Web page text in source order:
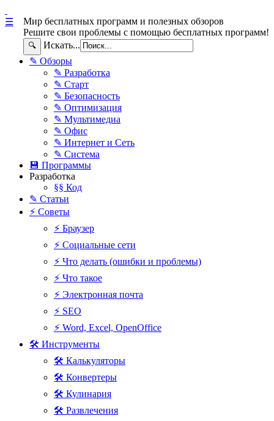
Мир бесплатных программ и полезных обзоров
Решите свои проблемы с помощью бесплатных программ!
🔍 Искать...
☰
✎ Обзоры
✎ Разработка
✎ Старт
✎ Безопасность
✎ Оптимизация
✎ Мультимедиа
✎ Офис
✎ Интернет и Сеть
✎ Система
💾 Программы
Разработка
§§ Код
✎ Статьи
⚡ Советы
⚡ Браузер
⚡ Социальные сети
⚡ Что делать (ошибки и проблемы)
⚡ Что такое
⚡ Электронная почта
⚡ SEO
⚡ Word, Excel, OpenOffice
🛠 Инструменты
🛠 Калькуляторы
🛠 Конвертеры
🛠 Кулинария
🛠 Развлечения